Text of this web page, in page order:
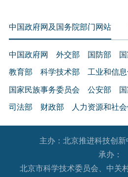
中国政府网及国务院部门网站
中国政府网 外交部 国防部
教育部 科学技术部 工业和信
国家民族事务委员会 公安部
司法部 财政部 人力资源和社
生态环境部 住房和城乡建设部
农业农村部 商务部 文化和旅
退役军人事
主办：北京推进科技创
承办：
北京市科学技术委员会、中关